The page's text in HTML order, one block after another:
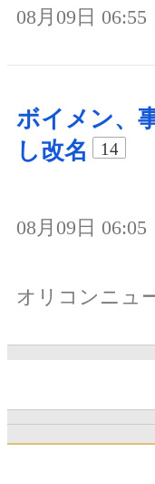
08月09日 06:55
ボイメン、
し改名
14
08月09日 06:05
オリコンニュ